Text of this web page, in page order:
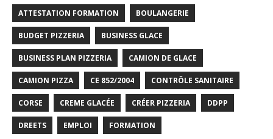
ATTESTATION FORMATION BOULANGERIE
BUDGET PIZZERIA BUSINESS GLACE
BUSINESS PLAN PIZZERIA CAMION DE GLACE
CAMION PIZZA CE 852/2004 CONTRÔLE SANITAIRE
CORSE CREME GLACÉE CRÉER PIZZERIA DDPP
DREETS EMPLOI FORMATION